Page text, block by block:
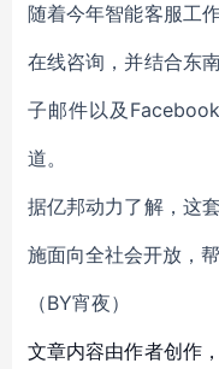
随着今年智能客服工
在线咨询，并结合东
子邮件以及
道。
据亿邦动力了解，这
施面向全社会开放，
（BY宵夜）
文章内容由作者创作